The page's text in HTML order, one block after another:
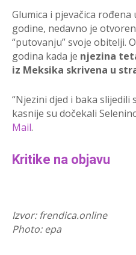
Glumica i pjevačica rođena
godine, nedavno je
“putovanju” svoje obitelji.
godina kada je njezina
iz Meksika skrivena u
“Njezini djed i baka slijedili
kasnije su dočekali
Mail.
Kritike na objavu
Izvor: frendica.online
Photo: epa